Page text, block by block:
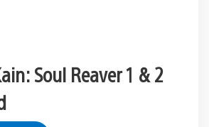
Soul Reaver 1 & 2